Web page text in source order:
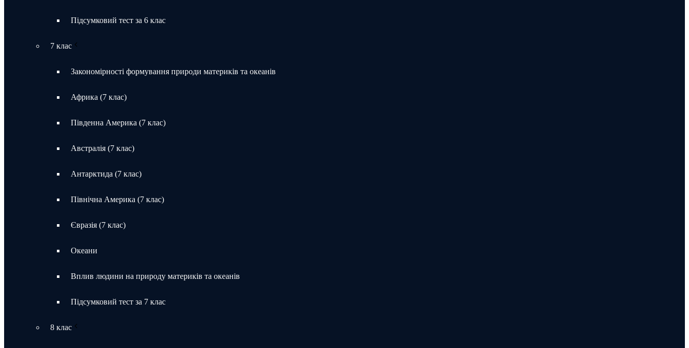
Підсумковий тест за 6 клас
7 клас
Закономірності формування природи материків та океанів
Африка (7 клас)
Південна Америка (7 клас)
Австралія (7 клас)
Антарктида (7 клас)
Північна Америка (7 клас)
Євразія (7 клас)
Океани
Вплив людини на природу материків та океанів
Підсумковий тест за 7 клас
8 клас